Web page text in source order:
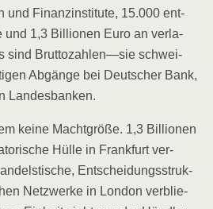
und Finanz­in­sti­tu­te, 15.000 ent­
und 1,3 Bil­lio­nen Euro an ver­la­
sind Bruttozahlen—sie schwei­
Abgän­ge bei Deut­scher Bank,
Landesbanken.
kei­ne Macht­grö­ße. 1,3 Bil­lio­nen
Hül­le in Frank­furt ver­
Ent­schei­dungs­struk­
Netz­wer­ke in Lon­don ver­blie­